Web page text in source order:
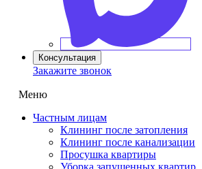
Консультация
Закажите звонок
Меню
Частным лицам
Клининг после затопления
Клининг после канализации
Просушка квартиры
Уборка запущенных квартир